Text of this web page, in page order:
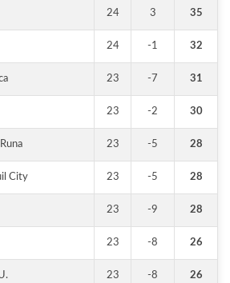
24 3 35
24 -1 32
23 -7 31
23 -2 30
23 -5 28
City 23 -5 28
23 -9 28
23 -8 26
23 -8 26